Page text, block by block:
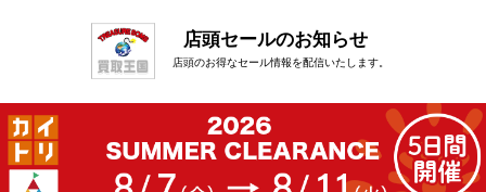
店頭セールのお知らせ
店頭のお得なセール情報を配信いたします。